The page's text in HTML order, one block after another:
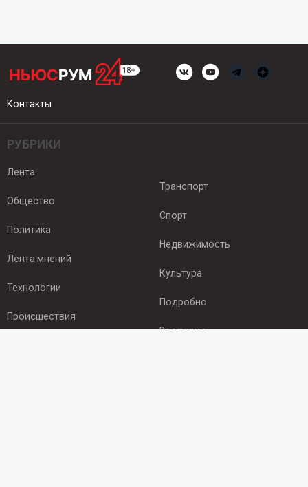
Контакты
РУБРИКИ
Лента
Общество
Политика
Лента мнений
Технологии
Происшествия
Транспорт
Спорт
Недвижимость
Культура
Подробно
Здоровье